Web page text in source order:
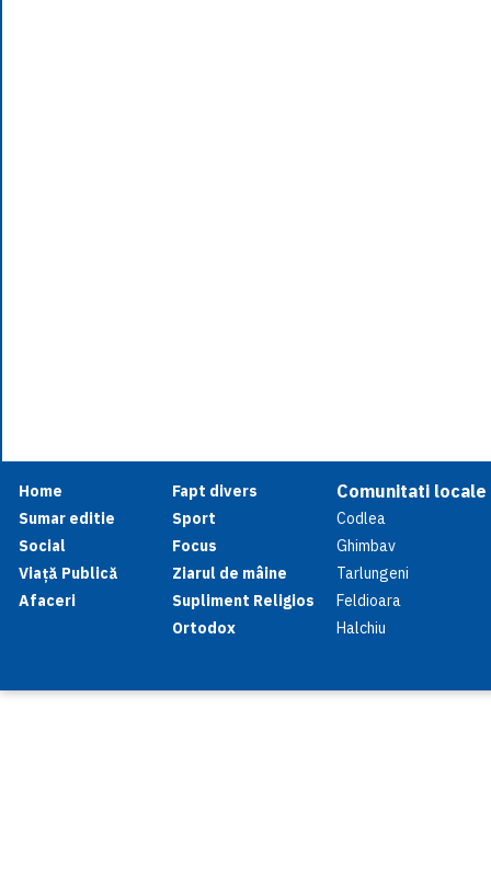
Home
Sumar editie
Social
Viață Publică
Afaceri
Fapt divers
Sport
Focus
Ziarul de mâine
Supliment Religios
Ortodox
Comunitati locale
Codlea
Ghimbav
Tarlungeni
Feldioara
Halchiu